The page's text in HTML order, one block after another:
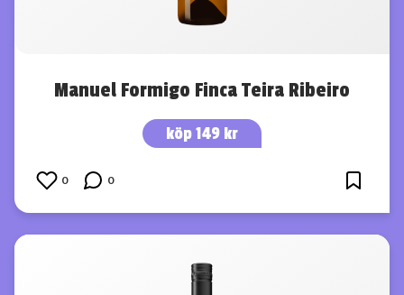
Manuel Formigo Finca Teira Ribeiro
köp 149 kr
0 0